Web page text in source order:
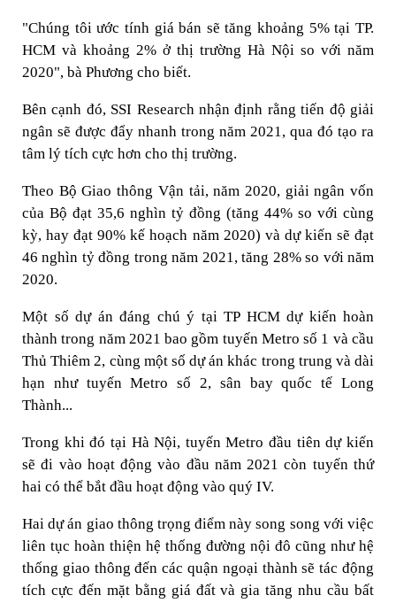
"Chúng tôi ước tính giá bán sẽ tăng khoảng 5% tại TP.
HCM và khoảng 2% ở thị trường Hà Nội so với năm
2020", bà Phương cho biết.
Bên cạnh đó, SSI Research nhận định rằng tiến độ giải
ngân sẽ được đẩy nhanh trong năm 2021, qua đó tạo ra
tâm lý tích cực hơn cho thị trường.
Theo Bộ Giao thông Vận tải, năm 2020, giải ngân vốn
của Bộ đạt 35,6 nghìn tỷ đồng (tăng 44% so với cùng
kỳ, hay đạt 90% kế hoạch năm 2020) và dự kiến sẽ đạt
46 nghìn tỷ đồng trong năm 2021, tăng 28% so với năm
2020.
Một số dự án đáng chú ý tại TP HCM dự kiến hoàn
thành trong năm 2021 bao gồm tuyến Metro số 1 và cầu
Thủ Thiêm 2, cùng một số dự án khác trong trung và dài
hạn như tuyến Metro số 2, sân bay quốc tế Long
Thành...
Trong khi đó tại Hà Nội, tuyến Metro đầu tiên dự kiến
sẽ đi vào hoạt động vào đầu năm 2021 còn tuyến thứ
hai có thể bắt đầu hoạt động vào quý IV.
Hai dự án giao thông trọng điểm này song song với việc
liên tục hoàn thiện hệ thống đường nội đô cũng như hệ
thống giao thông đến các quận ngoại thành sẽ tác động
tích cực đến mặt bằng giá đất và gia tăng nhu cầu bất